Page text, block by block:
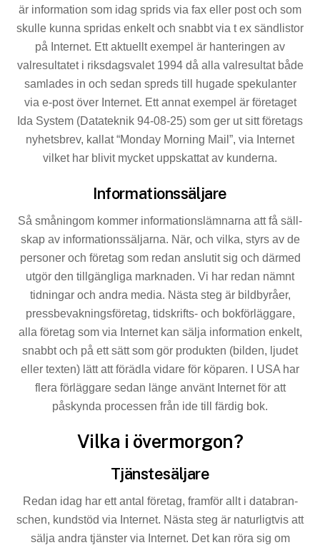
är informa­tion som idag sprids via fax eller post och som
skulle kunna spridas enkelt och snabbt via t ex sändlistor
på Internet. Ett aktuellt exempel är hanteringen av
valresultatet i riksdags­valet 1994 då alla valresultat både
samlades in och sedan spreds till hugade spekulanter
via e-post över Internet. Ett annat exempel är företaget
Ida System (Datateknik 94-08-25) som ger ut sitt företags
nyhetsbrev, kallat “Monday Morning Mail”, via Internet
vilket har blivit mycket upp­skattat av kunderna.
Informationssäljare
Så småningom kommer informationslämnarna att få säll­
skap av informationssäljarna. När, och vilka, styrs av de
personer och företag som redan anslutit sig och därmed
utgör den tillgängliga marknaden. Vi har redan nämnt
tidningar och andra media. Nästa steg är bildbyråer,
pressbevakningsföretag, tidskrifts- och bokförläggare,
alla företag som via Internet kan sälja infor­mation enkelt,
snabbt och på ett sätt som gör produkten (bilden, ljudet
eller texten) lätt att förädla vidare för köpa­ren. I USA har
flera förläggare sedan länge använt Internet för att
påskynda processen från ide till färdig bok.
Vilka i övermorgon?
Tjänstesäljare
Redan idag har ett antal företag, framför allt i databran­
schen, kundstöd via Internet. Nästa steg är naturligtvis att
sälja andra tjänster via Internet. Det kan röra sig om